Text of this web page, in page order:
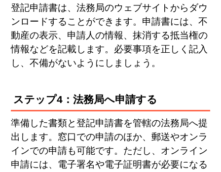
登記申請書は、法務局のウェブサイトからダウ
ンロードすることができます。申請書には、不
動産の表示、申請人の情報、抹消する抵当権の
情報などを記載します。必要事項を正しく記入
し、不備がないようにしましょう。
ステップ4：法務局へ申請する
準備した書類と登記申請書を管轄の法務局へ提
出します。窓口での申請のほか、郵送やオンラ
インでの申請も可能です。ただし、オンライン
申請には、電子署名や電子証明書が必要になる